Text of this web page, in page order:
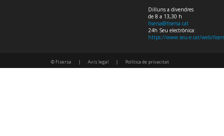
Dilluns a divendres
de 8 a 13,30 h
fisersa@fisersa.cat
24h Seu electrònica:
https://www.seu-e.cat/web/
© Fisersa | Avís legal | Política de privacitat